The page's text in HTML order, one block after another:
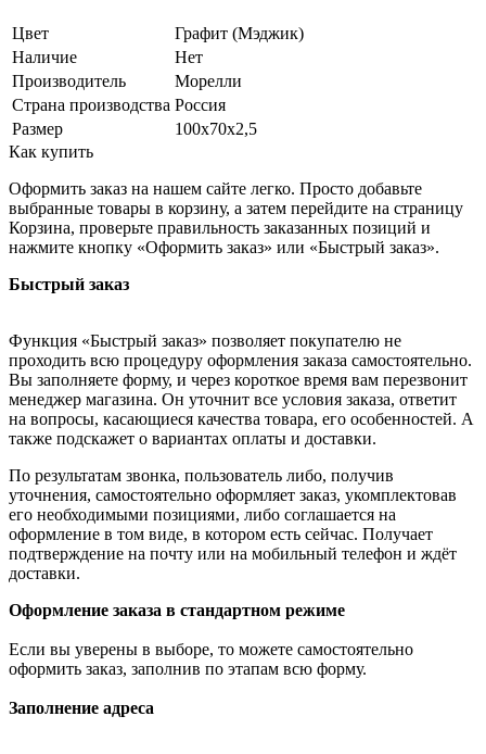
Цвет
Графит (Мэджик)
Наличие
Нет
Производитель
Морелли
Страна производства Россия
Размер
100х70х2,5
Как купить
Оформить заказ на нашем сайте легко. Просто добавьте
выбранные товары в корзину, а затем перейдите на страницу
Корзина, проверьте правильность заказанных позиций и
нажмите кнопку «Оформить заказ» или «Быстрый заказ».
Быстрый заказ
Функция «Быстрый заказ» позволяет покупателю не
проходить всю процедуру оформления заказа самостоятельно.
Вы заполняете форму, и через короткое время вам перезвонит
менеджер магазина. Он уточнит все условия заказа, ответит
на вопросы, касающиеся качества товара, его особенностей. А
также подскажет о вариантах оплаты и доставки.
По результатам звонка, пользователь либо, получив
уточнения, самостоятельно оформляет заказ, укомплектовав
его необходимыми позициями, либо соглашается на
оформление в том виде, в котором есть сейчас. Получает
подтверждение на почту или на мобильный телефон и ждёт
доставки.
Оформление заказа в стандартном режиме
Если вы уверены в выборе, то можете самостоятельно
оформить заказ, заполнив по этапам всю форму.
Заполнение адреса